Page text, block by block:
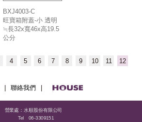
BXJ4003-C
旺寶箱附蓋-小 透明
≒長32x寬46x高19.5
公分
4 5 6 7 8 9 10 11 12
聯絡我們
營業處：水順股份有限公司
Tel
06-3309151